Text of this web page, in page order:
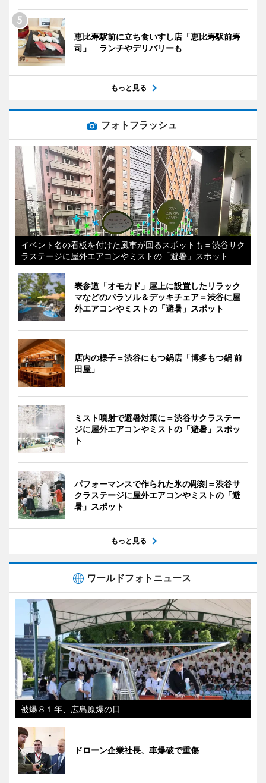
恵比寿駅前に立ち食いすし店「恵比寿駅前寿
司」 ランチやデリバリーも
もっと見る
フォトフラッシュ
イベント名の看板を付けた風車が回るスポットも＝渋谷サク
ラステージに屋外エアコンやミストの「避暑」スポット
表参道「オモカド」屋上に設置したリラック
マなどのパラソル＆デッキチェア＝渋谷に屋
外エアコンやミストの「避暑」スポット
店内の様子＝渋谷にもつ鍋店「博多もつ鍋 前
田屋」
ミスト噴射で避暑対策に＝渋谷サクラステー
ジに屋外エアコンやミストの「避暑」スポッ
ト
パフォーマンスで作られた氷の彫刻＝渋谷サ
クラステージに屋外エアコンやミストの「避
暑」スポット
もっと見る
ワールドフォトニュース
被爆８１年、広島原爆の日
ドローン企業社長、車爆破で重傷